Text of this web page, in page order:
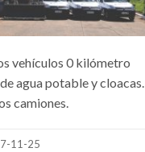
vehículos 0 kilómetro
agua potable y cloacas.
camiones.
11-25